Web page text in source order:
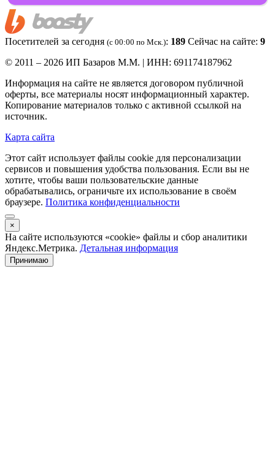
Посетителей за сегодня (c 00:00 по Мск.): 189 Сейчас на сайте: 9
© 2011 – 2026 ИП Базаров М.М. | ИНН: 691174187962
Информация на сайте не является договором публичной
оферты, все материалы носят информационный характер.
Копирование материалов только с активной ссылкой на
источник.
Карта сайта
Этот сайт использует файлы cookie для персонализации
сервисов и повышения удобства пользования. Если вы не
хотите, чтобы ваши пользовательские данные
обрабатывались, ограничьте их использование в своём
браузере. Политика конфиденциальности
×
На сайте используются «cookie» файлы и сбор аналитики
Яндекс.Метрика. Детальная информация
Принимаю